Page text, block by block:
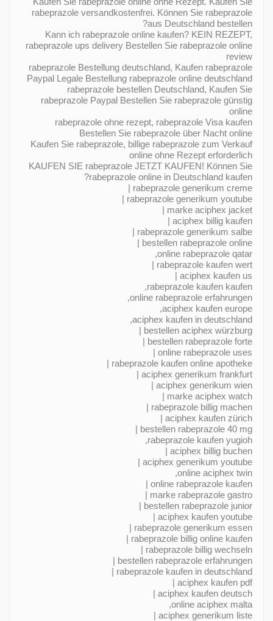
rabeprazole versandkostenfrei. Können Sie rabeprazole
aus Deutschland bestellen?
Kann ich rabeprazole online kaufen? KEIN REZEPT,
rabeprazole ups delivery Bestellen Sie rabeprazole online
review
rabeprazole Bestellung deutschland, Kaufen rabeprazole
Paypal Legale Bestellung rabeprazole online deutschland
rabeprazole bestellen Deutschland, Kaufen Sie
rabeprazole Paypal Bestellen Sie rabeprazole günstig
online
rabeprazole ohne rezept, rabeprazole Visa kaufen
Bestellen Sie rabeprazole über Nacht online
Kaufen Sie rabeprazole, billige rabeprazole zum Verkauf
online ohne Rezept erforderlich
KAUFEN SIE rabeprazole JETZT KAUFEN! Können Sie
rabeprazole online in Deutschland kaufen?
rabeprazole generikum creme |
rabeprazole generikum youtube |
marke aciphex jacket |
aciphex billig kaufen |
rabeprazole generikum salbe |
bestellen rabeprazole online |
online rabeprazole qatar,
rabeprazole kaufen wert |
aciphex kaufen us |
rabeprazole kaufen kaufen,
online rabeprazole erfahrungen,
aciphex kaufen europe,
aciphex kaufen in deutschland,
bestellen aciphex würzburg |
bestellen rabeprazole forte |
online rabeprazole uses |
rabeprazole kaufen online apotheke |
aciphex generikum frankfurt |
aciphex generikum wien |
marke aciphex watch |
rabeprazole billig machen |
aciphex kaufen zürich |
bestellen rabeprazole 40 mg |
rabeprazole kaufen yugioh,
aciphex billig buchen |
aciphex generikum youtube |
online aciphex twin,
online rabeprazole kaufen |
marke rabeprazole gastro |
bestellen rabeprazole junior |
aciphex kaufen youtube |
rabeprazole generikum essen |
rabeprazole billig online kaufen |
rabeprazole billig wechseln |
bestellen rabeprazole erfahrungen |
rabeprazole kaufen in deutschland |
aciphex kaufen pdf |
aciphex kaufen deutsch |
online aciphex malta,
aciphex generikum liste |